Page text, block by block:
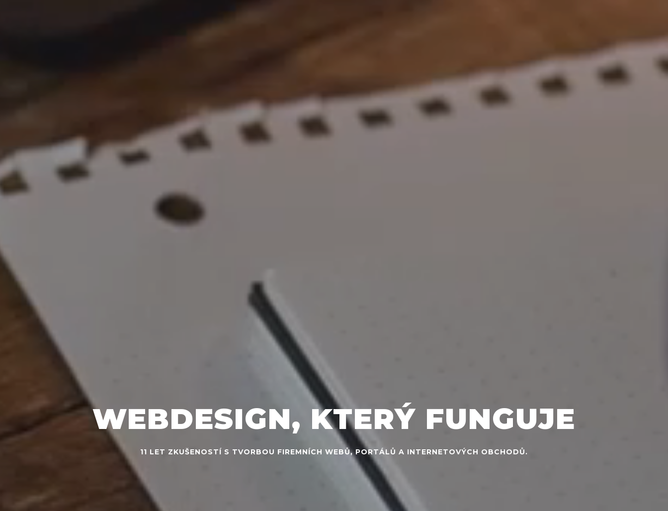
WEBDESIGN, KTERÝ FUNGUJE
11 LET ZKUŠENOSTÍ S TVORBOU FIREMNÍCH WEBŮ, PORTÁLŮ A INTERNETOVÝCH OBCHODŮ.